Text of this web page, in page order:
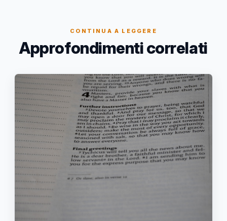
CONTINUA A LEGGERE
Approfondimenti correlati